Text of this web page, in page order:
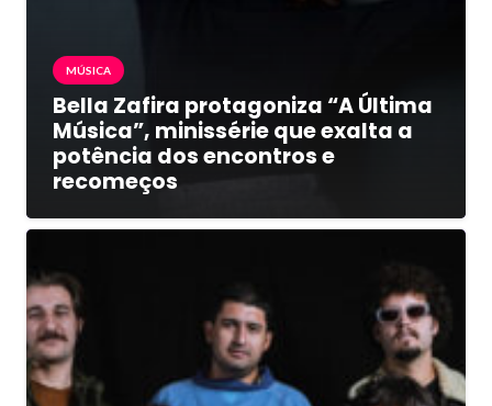
MÚSICA
Bella Zafira protagoniza “A Última
Música”, minissérie que exalta a
potência dos encontros e
recomeços